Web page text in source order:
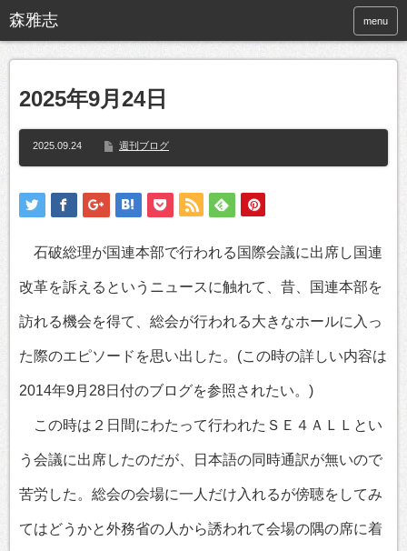
menu
2025年9月24日
2025.09.24 週刊ブログ
石破総理が国連本部で行われる国際会議に出席し国連
改革を訴えるというニュースに触れて、昔、国連本部を
訪れる機会を得て、総会が行われる大きなホールに入っ
た際のエピソードを思い出した。(この時の詳しい内容は
2014年9月28日付のブログを参照されたい。)
この時は２日間にわたって行われたＳＥ４ＡＬＬとい
う会議に出席したのだが、日本語の同時通訳が無いので
苦労した。総会の会場に一人だけ入れるが傍聴をしてみ
てはどうかと外務省の人から誘われて会場の隅の席に着